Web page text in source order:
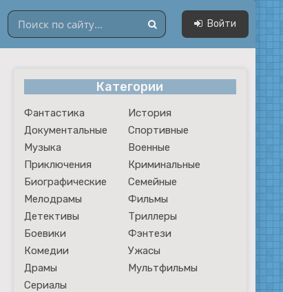
Мультфильмы
Сериалы
Войти
Категории
Фантастика
История
Документальные
Спортивные
Музыка
Военные
Приключения
Криминальные
Биографические
Семейные
Мелодрамы
Фильмы
Детективы
Триллеры
Боевики
Фэнтези
Комедии
Ужасы
Драмы
Мультфильмы
Сериалы